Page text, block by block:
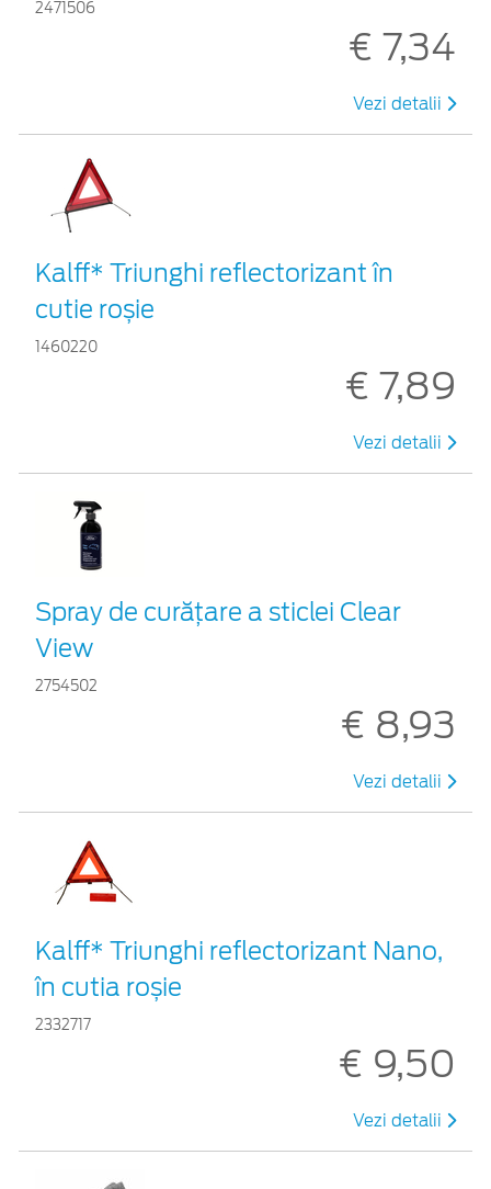
2471506
€ 7,34
Vezi detalii
Kalff* Triunghi reflectorizant în
cutie roșie
1460220
€ 7,89
Vezi detalii
Spray de curățare a sticlei Clear
View
2754502
€ 8,93
Vezi detalii
Kalff* Triunghi reflectorizant Nano,
în cutia roșie
2332717
€ 9,50
Vezi detalii